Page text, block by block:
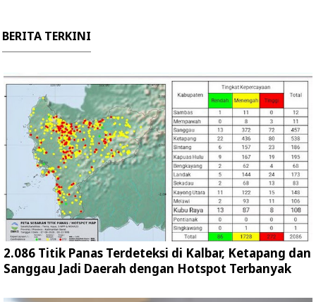
BERITA TERKINI
2.086 Titik Panas Terdeteksi di Kalbar, Ketapang dan
Sanggau Jadi Daerah dengan Hotspot Terbanyak